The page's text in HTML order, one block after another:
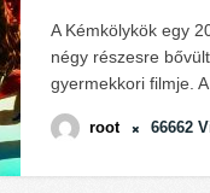
A Kémkölykök egy
négy részesre
gyermekkori filmje. A
root 66662